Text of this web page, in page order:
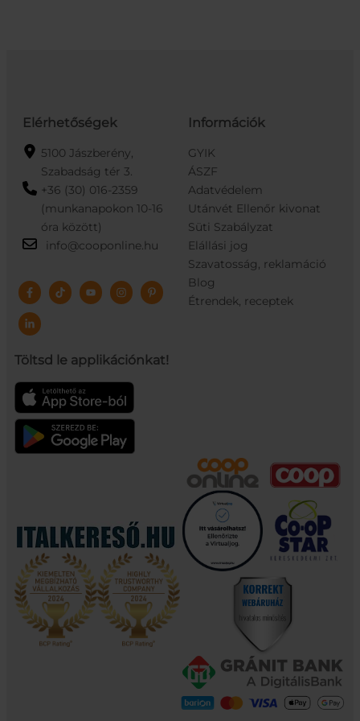
Elérhetőségek
5100 Jászberény,
Szabadság tér 3.
+36 (30) 016-2359
(munkanapokon 10-16
óra között)
info@cooponline.hu
Töltsd le applikációnkat!
Információk
GYIK
ÁSZF
Adatvédelem
Utánvét Ellenőr kivonat
Süti Szabályzat
Elállási jog
Szavatosság, reklamáció
Blog
Étrendek, receptek